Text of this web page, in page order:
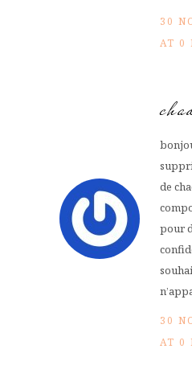
30
AT 0
de
pour
30
AT 0